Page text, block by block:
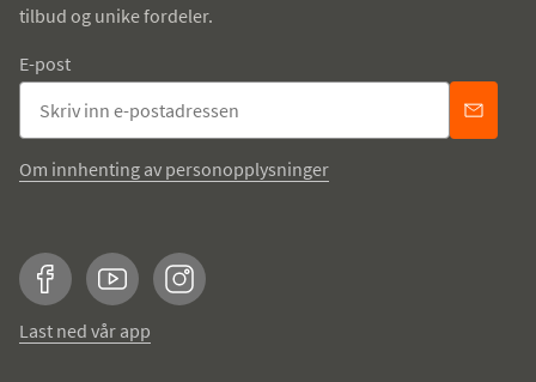
tilbud og unike fordeler.
E-post
Om innhenting av personopplysninger
FacebookYouTubeInstagram
Last ned vår app